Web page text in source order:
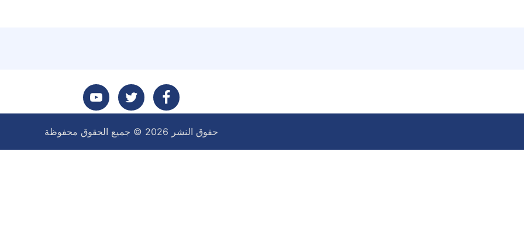
تابعنا
على
تابعنا
على
تابعنا
على حقوق النشر 2026 © جميع الحقوق محفوظة